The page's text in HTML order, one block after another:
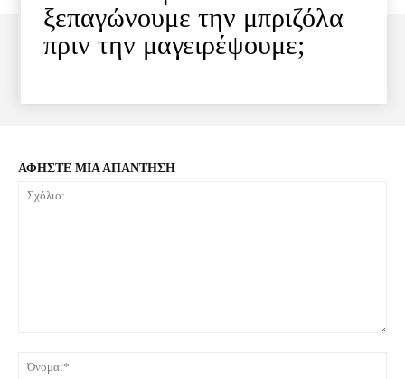
ξεπαγώνουμε την μπριζόλα
πριν την μαγειρέψουμε;
ΑΦΗΣΤΕ ΜΙΑ ΑΠΑΝΤΗΣΗ